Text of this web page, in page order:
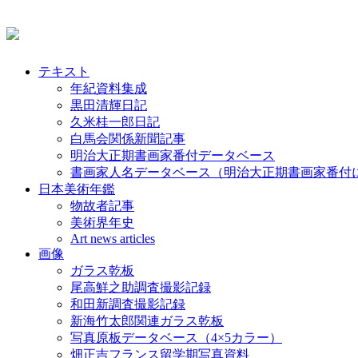
テキスト
年紀資料集成
黒田清輝日記
久米桂一郎日記
白馬会関係新聞記事
明治大正期書画家番付データベース
書画家人名データベース（明治大正期書画家番付
日本美術年鑑
物故者記事
美術界年史
Art news articles
画像
ガラス乾板
尾高鮮之助調査撮影記録
和田新調査撮影記録
新海竹太郎関連ガラス乾板
写真原板データベース（4×5カラー）
畑正吉フランス留学期写真資料